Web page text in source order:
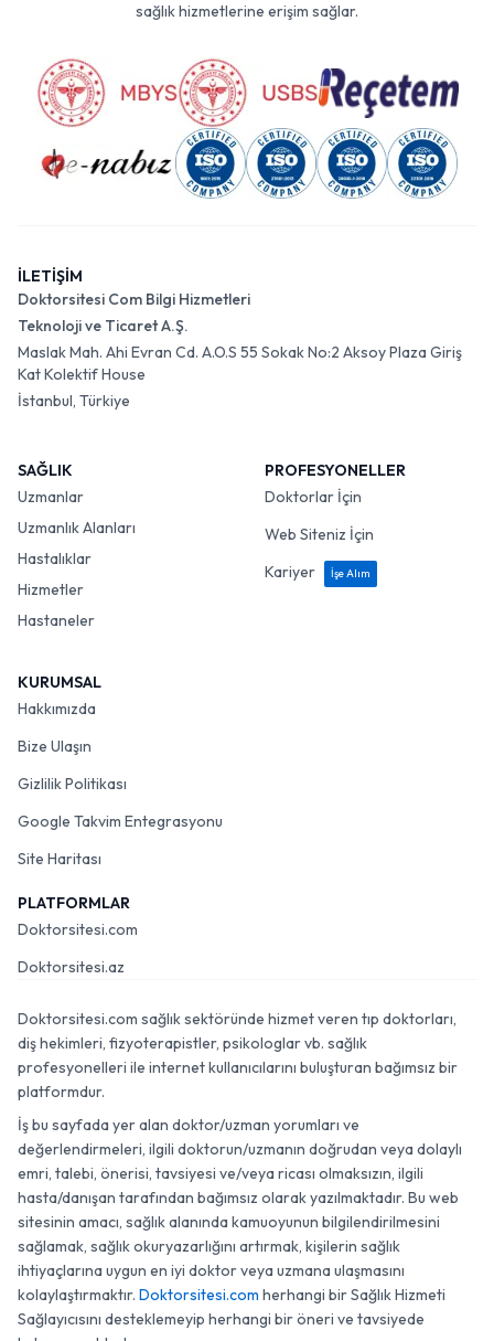
sağlık hizmetlerine erişim sağlar.
İLETİŞİM
Doktorsitesi Com Bilgi Hizmetleri
Teknoloji ve Ticaret A.Ş.
Maslak Mah. Ahi Evran Cd. A.O.S 55 Sokak No:2 Aksoy Plaza Giriş
Kat Kolektif House
İstanbul, Türkiye
SAĞLIK
Uzmanlar
Uzmanlık Alanları
Hastalıklar
Hizmetler
Hastaneler
PROFESYONELLER
Doktorlar İçin
Web Siteniz İçin
Kariyer
İşe Alım
KURUMSAL
Hakkımızda
Bize Ulaşın
Gizlilik Politikası
Google Takvim Entegrasyonu
Site Haritası
PLATFORMLAR
Doktorsitesi.com
Doktorsitesi.az
Doktorsitesi.com sağlık sektöründe hizmet veren tıp doktorları,
diş hekimleri, fizyoterapistler, psikologlar vb. sağlık
profesyonelleri ile internet kullanıcılarını buluşturan bağımsız bir
platformdur.
İş bu sayfada yer alan doktor/uzman yorumları ve
değerlendirmeleri, ilgili doktorun/uzmanın doğrudan veya dolaylı
emri, talebi, önerisi, tavsiyesi ve/veya ricası olmaksızın, ilgili
hasta/danışan tarafından bağımsız olarak yazılmaktadır. Bu web
sitesinin amacı, sağlık alanında kamuoyunun bilgilendirilmesini
sağlamak, sağlık okuryazarlığını artırmak, kişilerin sağlık
ihtiyaçlarına uygun en iyi doktor veya uzmana ulaşmasını
kolaylaştırmaktır. Doktorsitesi.com herhangi bir Sağlık Hizmeti
Sağlayıcısını desteklemeyip herhangi bir öneri ve tavsiyede